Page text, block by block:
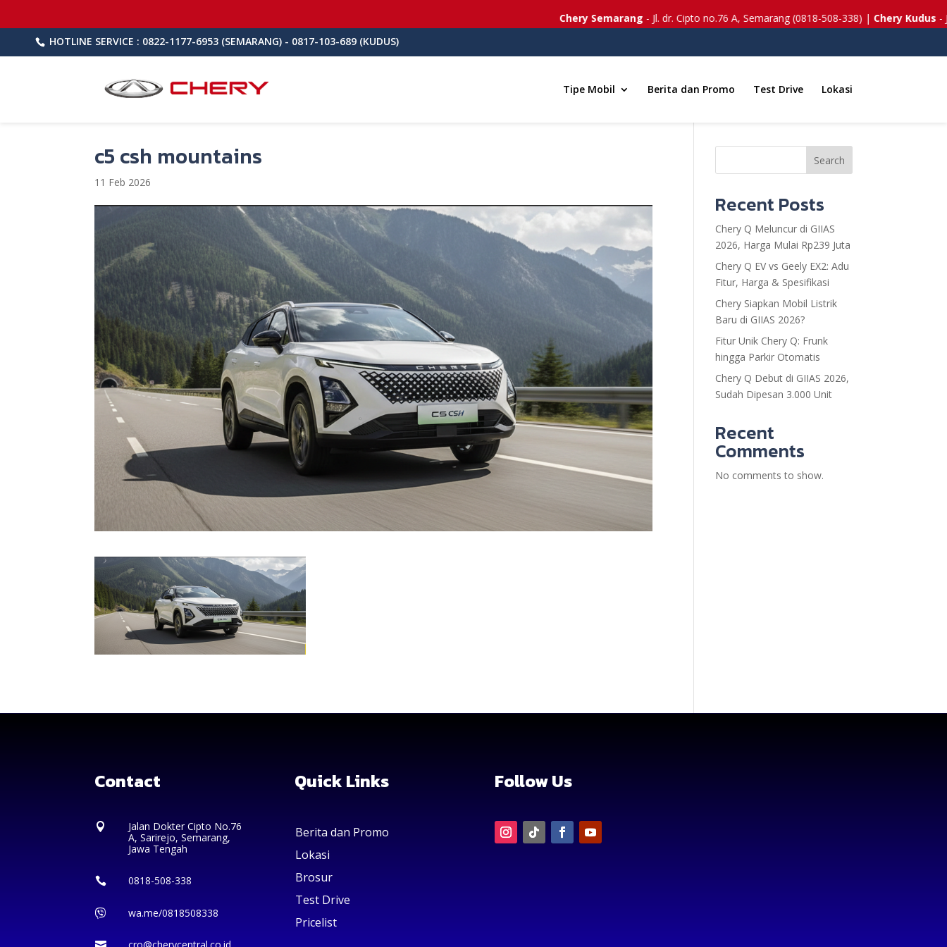
HOTLINE SERVICE : 0822-1177-6953 (SEMARANG) - 0817-103-689 (KUDUS)
Tipe Mobil Berita dan Promo Test Drive Lokasi
c5 csh mountains
11 Feb 2026
Chery Semarang- Jl. dr. Cipto no.76 A, Semarang (0818-508-338) |Chery Kudus - Jl.
Search
Recent Posts
Chery Q Meluncur di GIIAS
2026, Harga Mulai Rp239 Juta
Chery Q EV vs Geely EX2: Adu
Fitur, Harga & Spesifikasi
Chery Siapkan Mobil Listrik
Baru di GIIAS 2026?
Fitur Unik Chery Q: Frunk
hingga Parkir Otomatis
Chery Q Debut di GIIAS 2026,
Sudah Dipesan 3.000 Unit
Recent
Comments
No comments to show.
Contact

Jalan Dokter Cipto No.76
A, Sarirejo, Semarang,
Jawa Tengah
 0818-508-338
 wa.me/0818508338
Quick Links
Berita dan Promo
Lokasi
Brosur
Test Drive
Pricelist
Follow Us